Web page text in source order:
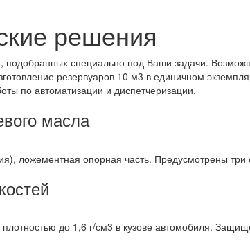
решения
подобранных специально под Ваши задачи.
резервуаров 10 м3 в единичном
по автоматизации и диспетчеризации.
масла
ложементная опорная часть. Предусмотрены три
до 1,6 г/см3 в кузове автомобиля.